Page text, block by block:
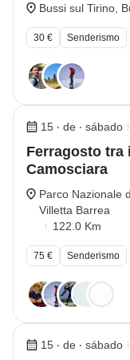
Bussi sul Tirino,
30 € Senderismo
15 ‧ de ‧ sábado
Ferragosto tra
Camosciara
Parco Nazionale
Villetta Barrea
122.0 Km
75 € Senderismo
15 ‧ de ‧ sábado